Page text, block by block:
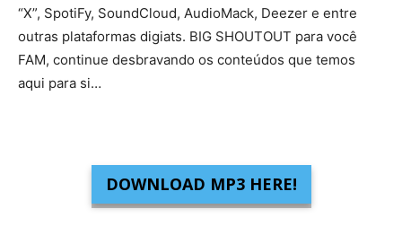
“X”, SpotiFy, SoundCloud, AudioMack, Deezer e entre
outras plataformas digiats. BIG SHOUTOUT para você
FAM, continue desbravando os conteúdos que temos
aqui para si…
DOWNLOAD MP3 HERE!